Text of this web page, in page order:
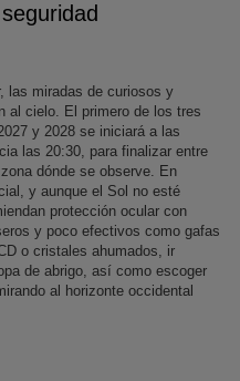
las miradas de curiosos y
al cielo. El primero de los tres
y 2028 se iniciará a las
las 20:30, para finalizar entre
dónde se observe. En
y aunque el Sol no esté
protección ocular con
y poco efectivos como gafas
o cristales ahumados, ir
de abrigo, así como escoger
al horizonte occidental